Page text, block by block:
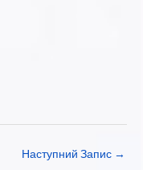
Наступний Запис →